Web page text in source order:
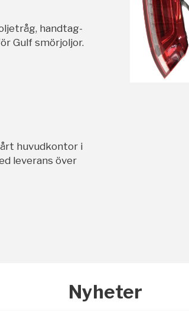
handtag-
Gulf smörjoljor.
huvudkontor i
leverans över
Nyheter